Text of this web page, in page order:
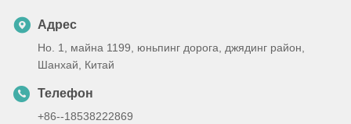
Адрес
Но. 1, майна 1199, юньпинг дорога, джядинг район,
Шанхай, Китай
Телефон
+86--18538222869